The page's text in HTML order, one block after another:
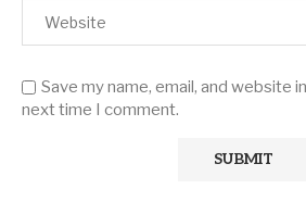
Save my name, email, and website
next time I comment.